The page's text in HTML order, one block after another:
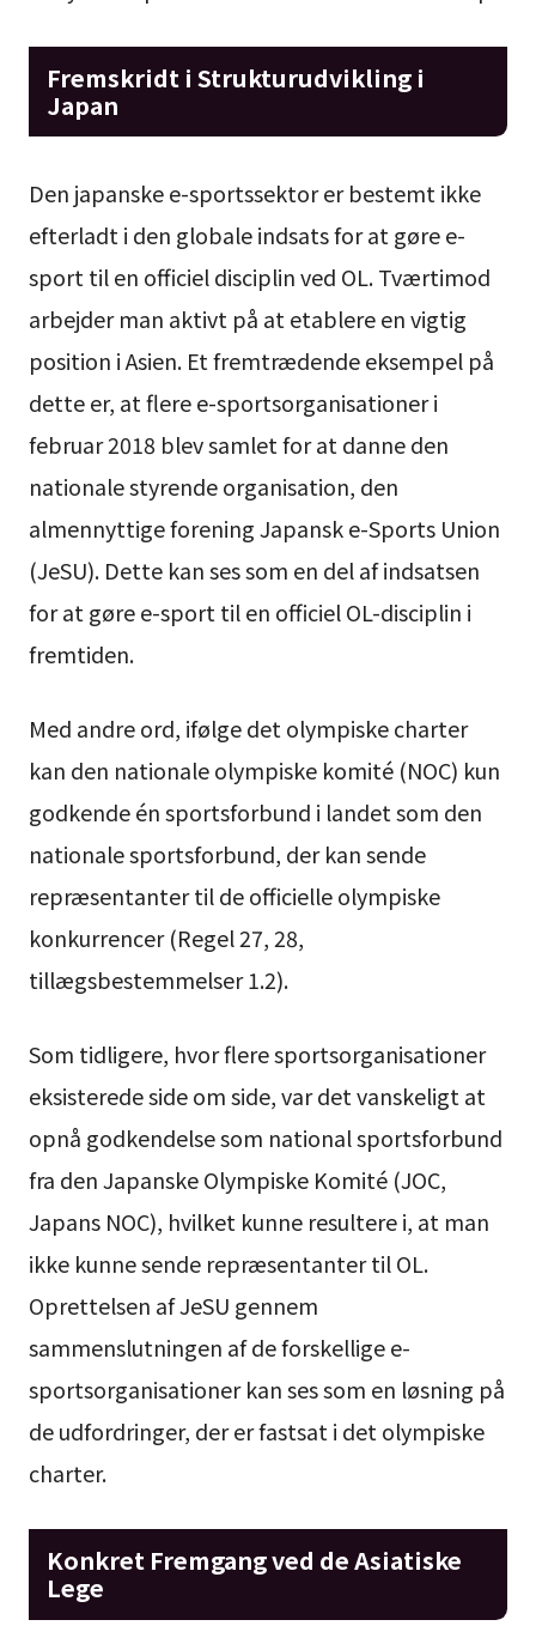
Fremskridt i Strukturudvikling i
Japan
Den japanske e-sportssektor er bestemt ikke
efterladt i den globale indsats for at gøre e-
sport til en officiel disciplin ved OL. Tværtimod
arbejder man aktivt på at etablere en vigtig
position i Asien. Et fremtrædende eksempel på
dette er, at flere e-sportsorganisationer i
februar 2018 blev samlet for at danne den
nationale styrende organisation, den
almennyttige forening Japansk e-Sports Union
(JeSU). Dette kan ses som en del af indsatsen
for at gøre e-sport til en officiel OL-disciplin i
fremtiden.
Med andre ord, ifølge det olympiske charter
kan den nationale olympiske komité (NOC) kun
godkende én sportsforbund i landet som den
nationale sportsforbund, der kan sende
repræsentanter til de officielle olympiske
konkurrencer (Regel 27, 28,
tillægsbestemmelser 1.2).
Som tidligere, hvor flere sportsorganisationer
eksisterede side om side, var det vanskeligt at
opnå godkendelse som national sportsforbund
fra den Japanske Olympiske Komité (JOC,
Japans NOC), hvilket kunne resultere i, at man
ikke kunne sende repræsentanter til OL.
Oprettelsen af JeSU gennem
sammenslutningen af de forskellige e-
sportsorganisationer kan ses som en løsning på
de udfordringer, der er fastsat i det olympiske
charter.
Konkret Fremgang ved de Asiatiske
Lege